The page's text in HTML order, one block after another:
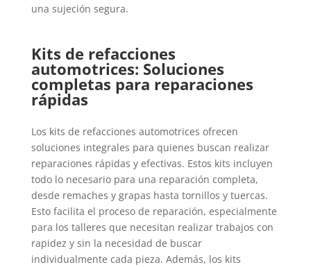
una sujeción segura.
Kits de refacciones
automotrices: Soluciones
completas para reparaciones
rápidas
Los kits de refacciones automotrices ofrecen
soluciones integrales para quienes buscan realizar
reparaciones rápidas y efectivas. Estos kits incluyen
todo lo necesario para una reparación completa,
desde remaches y grapas hasta tornillos y tuercas.
Esto facilita el proceso de reparación, especialmente
para los talleres que necesitan realizar trabajos con
rapidez y sin la necesidad de buscar
individualmente cada pieza. Además, los kits